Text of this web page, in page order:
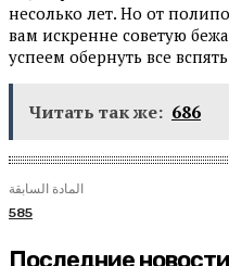
несолько лет. Но от
вам искренне советую
успеем обернуть все
Читать так же: 686
المادة السابقة
585
Последние новости